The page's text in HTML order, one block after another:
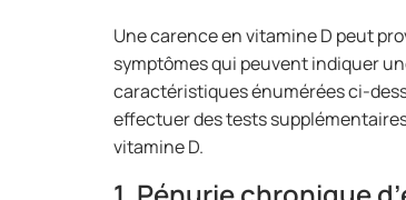
Une carence en vitamine D peut
symptômes qui peuvent indiquer
caractéristiques énumérées ci-
effectuer des tests
vitamine D.